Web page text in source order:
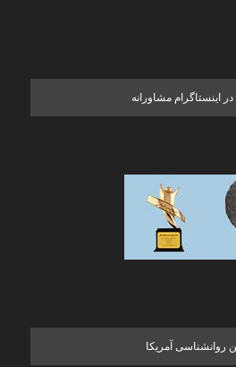
اینستاگرام مشاورانه
روانشناسی آمریکا